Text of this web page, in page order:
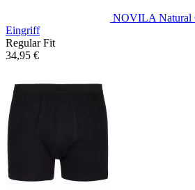
NOVILA Natural
Eingriff
Regular Fit
34,95 €